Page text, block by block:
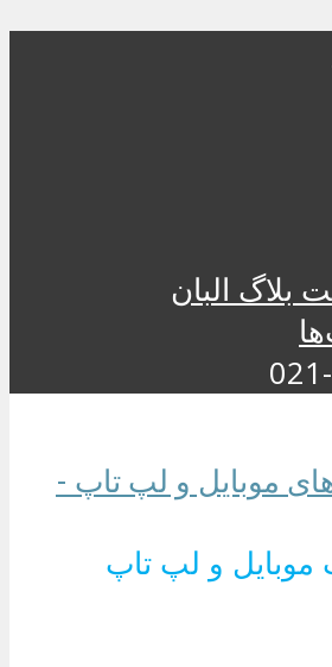
البان
موبایل و لپ تاپ